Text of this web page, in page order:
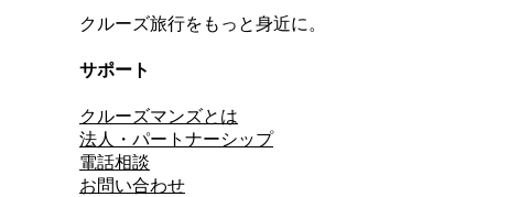
クルーズ旅行をもっと身近に。
サポート
クルーズマンズとは
法人・パートナーシップ
電話相談
お問い合わせ